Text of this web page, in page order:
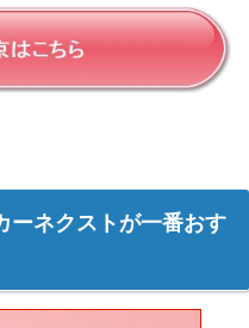
ーネクストが一番おす